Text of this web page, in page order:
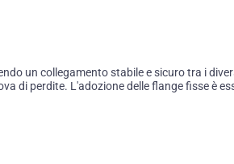
un collegamento stabile e sicuro tra i
di perdite. L'adozione delle flange fisse è